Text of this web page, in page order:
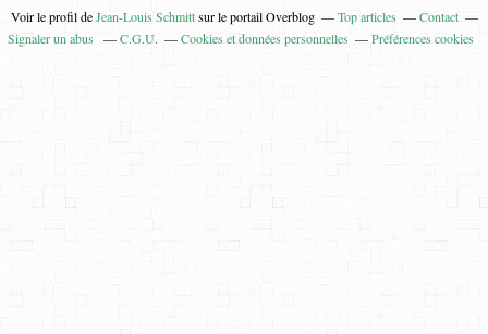
Voir le profil deJean-Louis Schmittsur le portail Overblog Top articles
Contact
Signaler un abus
C.G.U. Cookies et données personnelles Préférences cookies